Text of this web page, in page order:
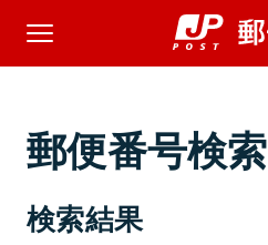
郵便番号検索
検索結果